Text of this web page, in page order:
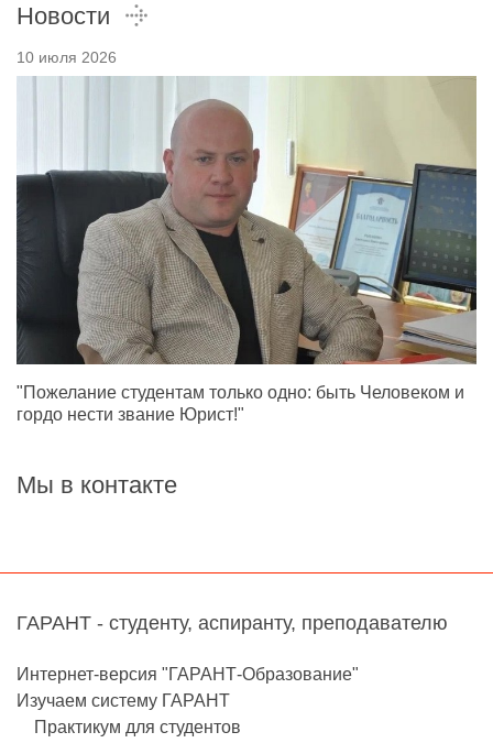
Новости
10 июля 2026
"Пожелание студентам только одно: быть Человеком и
гордо нести звание Юрист!"
Мы в контакте
ГАРАНТ - студенту, аспиранту, преподавателю
Интернет-версия "ГАРАНТ-Образование"
Изучаем систему ГАРАНТ
Практикум для студентов